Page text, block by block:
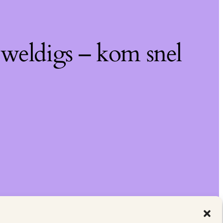
– kom snel